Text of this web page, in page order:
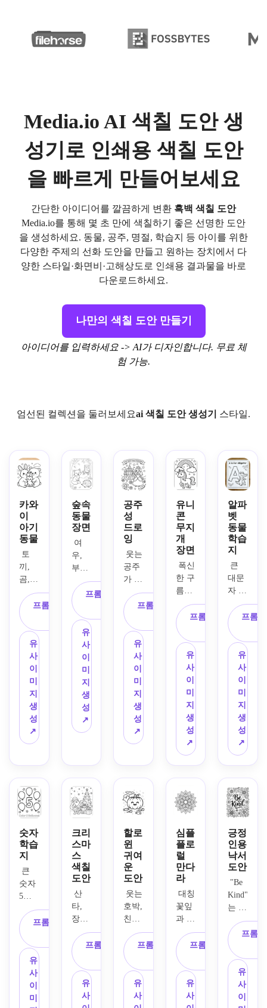
Media.io AI 색칠 도안 생
성기로 인쇄용 색칠 도안
을 빠르게 만들어보세요
간단한 아이디어를 깔끔하게 변환 흑백 색칠 도안
Media.io를 통해 몇 초 만에 색칠하기 좋은 선명한 도안
을 생성하세요. 동물, 공주, 명절, 학습지 등 아이를 위한
다양한 주제의 선화 도안을 만들고 원하는 장치에서 다
양한 스타일·화면비·고해상도로 인쇄용 결과물을 바로
다운로드하세요.
나만의 색칠 도안 만들기
아이디어를 입력하세요 -> AI가 디자인합니다. 무료 체
험 가능.
엄선된 컬렉션을 둘러보세요ai 색칠 도안 생성기 스타일.
카와
이
아기
동물
토
끼,
곰,
고양
이 등
귀여
운 아
기 동
물 3
마리
를 중
심에
배치
한 깔
끔하
고 굵
곽선
의 흑
백 인
쇄용
색칠
도안
을 만
드세
요.
큼직
하고
하기
쉬운
도형,
단순
한 표
최소
한의
프롬프트 복
유
사
이
미
지
생
성
↗
숲속
동물
장면
여
우,
부엉
고슴
도치
가 균
형 있
게 배
치된
간단
한 숲
장면
의 흑
백 인
쇄용
성하
세요.
굵고
깨끗
한
선,
가벼
운 나
무와
버섯
장식,
넓은
색칠
공간,
포근
한 분
위기,
깨끗
프롬프트 복
유
사
이
미
지
생
성
↗
공주
성
드로
잉
웃는
공주
가 동
화 속
성 옆
에 서
있는
아이
용 인
쇄 색
칠 도
안을
만드
세요.
깨끗
한 검
선,
굵은
외곽,
단순
한 꽃
과 별
장식,
넓은
색칠
공간,
정면
구성,
환상
적이
고 동
화 같
은 분
위기,
깔끔
한 흰
프롬프트 복
유
사
이
미
지
생
성
↗
유니
콘
무지
개
장면
폭신
한 구
름과
별 아
래 무
지개
를 배
경으
로 귀
여운
유니
콘이
있는
흑백
색칠
도안
을 만
드세
요.
굵은
외곽
선과
단순
한 흐
르는
갈기,
중앙
구도,
최소
배경,
꿈같
고 즐
거운
분위
프롬프트 복
유
사
이
미
지
생
성
↗
알파
벳
동물
학습
지
큰
대문
자 A
옆에
귀여
운 악
어가
있는
인쇄
용 교
육 색
칠 학
습지
를 디
자인
하세
요.
흑백
선화,
명확
한 글
자 모
양,
굵은
외곽
선,
단순
한 도
교실
스타
일 배
치,
최소
장식,
깨끗
프롬
유
사
이
미
지
생
성
↗
숫자
학습
지
큰
숫자
5와
풍선
5개,
별 몇
개가
있는
유아
용 인
쇄 색
프롬프트 복
유
사
이
미
크리
스마
스
색칠
도안
산
타,
장식
된 트
리,
포장
선물,
내리
는 눈
프롬프트 복
유
사
할로
윈
귀여
운
도안
웃는
호박,
친근
한 유
령,
작은
박쥐,
사탕
이 있
프롬프트 복
유
사
심플
플로
럴
만다
라
대칭
꽃잎
과 잎
사귀
가 들
어간
흑백
플로
럴 만
프롬프트 복
유
사
긍정
인용
낙서
도안
"Be
Kind"라
는 손
글씨
인용
구를
꽃,
별,
하트,
소용
프롬
유
사
이